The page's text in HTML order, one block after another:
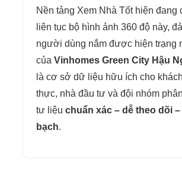
Nền tảng Xem Nhà Tốt hiện đang
liên tục bộ hình ảnh 360 độ này,
người dùng nắm được hiện trạng
của Vinhomes Green City Hậu
là cơ sở dữ liệu hữu ích cho
thực, nhà đầu tư và đội nhóm
tư liệu chuẩn xác – dễ theo dõi
bạch.